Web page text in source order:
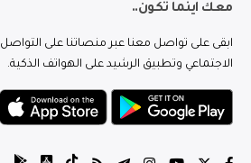
معك اينما تكون..
ابقى على تواصل معنا عبر منصاتنا على التواصل
الاجتماعي وتطبيق الرشيد على الهواتف الذكية.